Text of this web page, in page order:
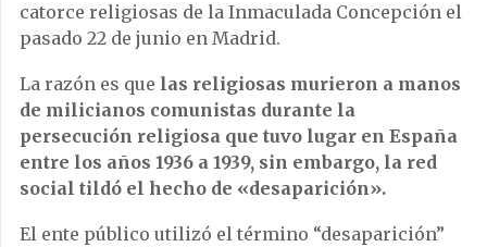
catorce religiosas de la Inmaculada Concepción el
pasado 22 de junio en Madrid.
La razón es que las religiosas murieron a manos
de milicianos comunistas durante la
persecución religiosa que tuvo lugar en España
entre los años 1936 a 1939, sin embargo, la red
social tildó el hecho de «desaparición».
El ente público utilizó el término “desaparición”